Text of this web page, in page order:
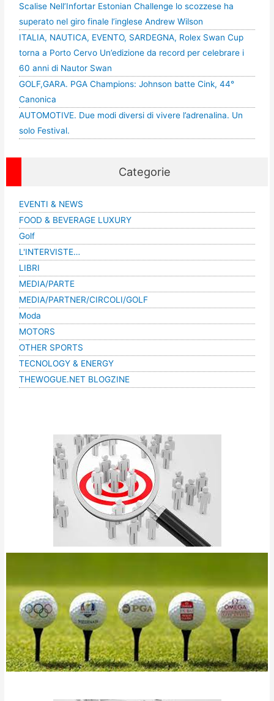
Scalise Nell’Infortar Estonian Challenge lo scozzese ha
superato nel giro finale l’inglese Andrew Wilson
ITALIA, NAUTICA, EVENTO, SARDEGNA, Rolex Swan Cup
torna a Porto Cervo Un’edizione da record per celebrare i
60 anni di Nautor Swan
GOLF,GARA. PGA Champions: Johnson batte Cink, 44°
Canonica
AUTOMOTIVE. Due modi diversi di vivere l’adrenalina. Un
solo Festival.
Categorie
EVENTI & NEWS
FOOD & BEVERAGE LUXURY
Golf
L'INTERVISTE…
LIBRI
MEDIA/PARTE
MEDIA/PARTNER/CIRCOLI/GOLF
Moda
MOTORS
OTHER SPORTS
TECNOLOGY & ENERGY
THEWOGUE.NET BLOGZINE